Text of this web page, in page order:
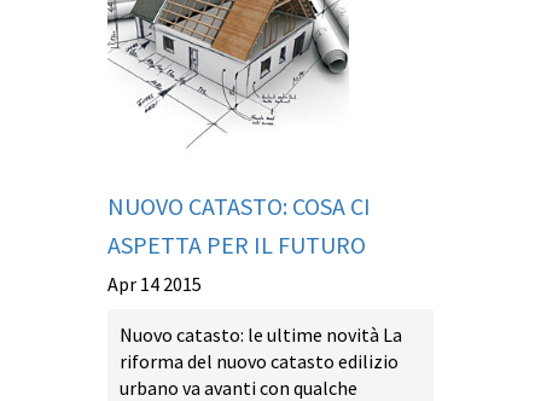
NUOVO CATASTO: COSA CI
ASPETTA PER IL FUTURO
Apr 14 2015
Nuovo catasto: le ultime novità La
riforma del nuovo catasto edilizio
urbano va avanti con qualche